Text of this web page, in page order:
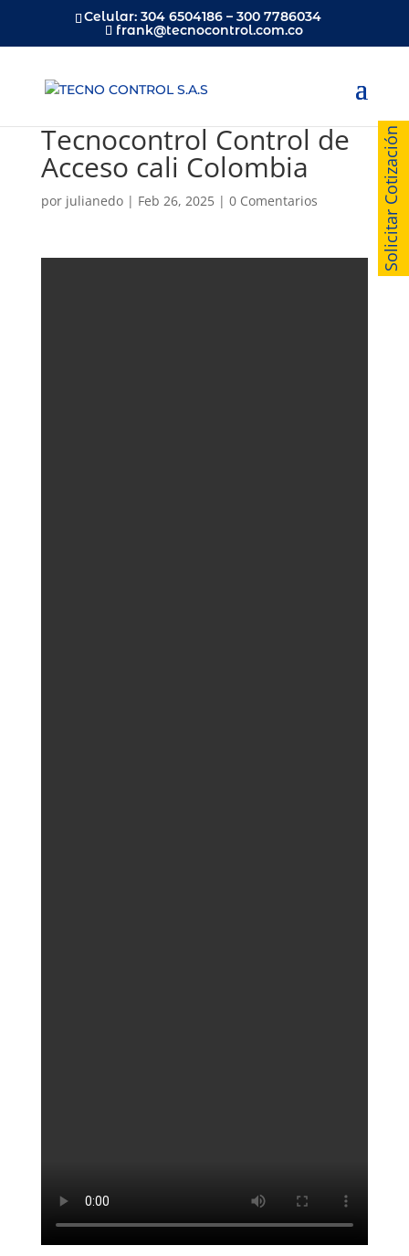
Celular: 304 6504186 – 300 7786034
frank@tecnocontrol.com.co
Tecnocontrol Control de
Acceso cali Colombia
por julianedo| Feb 26, 2025| 0 Comentarios Solicitar Cotización